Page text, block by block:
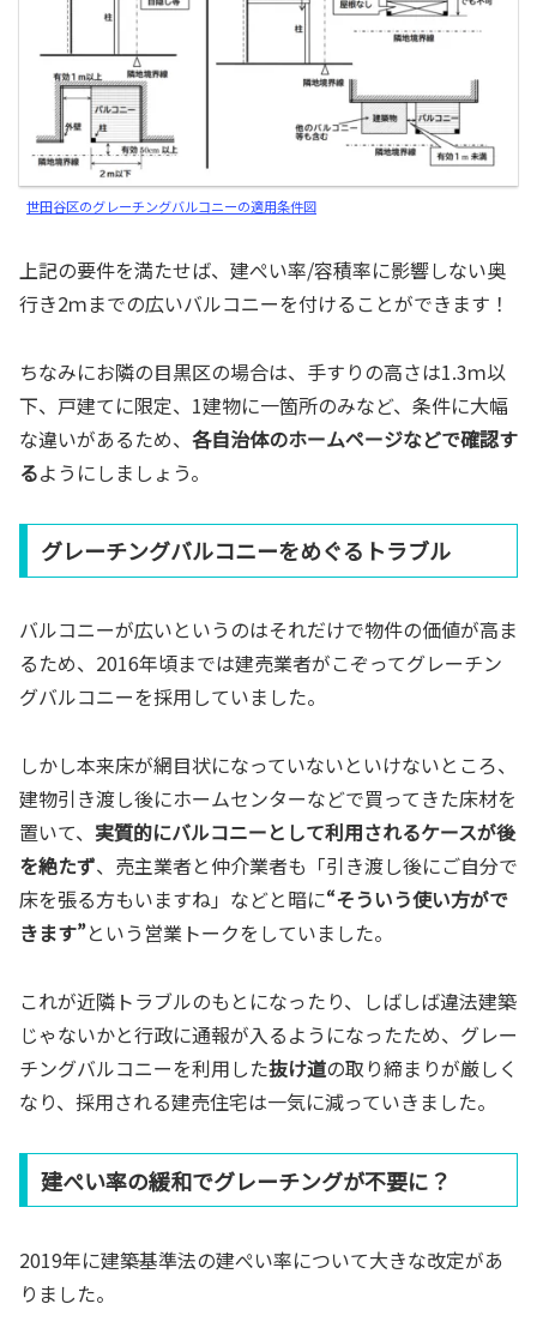
世田谷区のグレーチングバルコニーの適用条件図
上記の要件を満たせば、建ぺい率/容積率に影響しない奥
行き2ｍまでの広いバルコニーを付けることができます！
ちなみにお隣の目黒区の場合は、手すりの高さは1.3ｍ以
下、戸建てに限定、1建物に一箇所のみなど、条件に大幅
な違いがあるため、 各自治体のホームページなどで確認す
るようにしましょう。
グレーチングバルコニーをめぐるトラブル
バルコニーが広いというのはそれだけで物件の価値が高ま
るため、2016年頃までは建売業者がこぞってグレーチン
グバルコニーを採用していました。
しかし本来床が網目状になっていないといけないところ、
建物引き渡し後にホームセンターなどで買ってきた床材を
置いて、 実質的にバルコニーとして利用されるケースが後
を絶たず、売主業者と仲介業者も「引き渡し後にご自分で
床を張る方もいますね」などと暗に“そういう使い方がで
きます”という営業トークをしていました。
これが近隣トラブルのもとになったり、しばしば違法建築
じゃないかと行政に通報が入るようになったため、グレー
チングバルコニーを利用した抜け道の取り締まりが厳しく
なり、採用される建売住宅は一気に減っていきました。
建ぺい率の緩和でグレーチングが不要に？
2019年に建築基準法の建ぺい率について大きな改定があ
りました。